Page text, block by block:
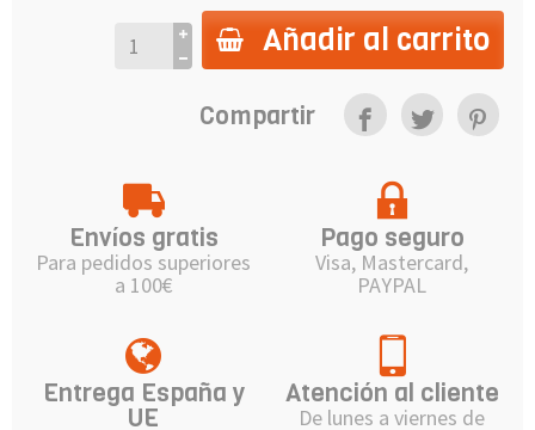
Añadir al carrito
Compartir
Envíos gratis
Para pedidos superiores
a 100€
Pago seguro
Visa, Mastercard,
PAYPAL
Entrega España y
UE
Atención al cliente
De lunes a viernes de